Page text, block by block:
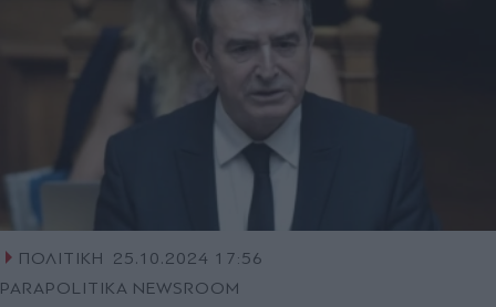
ΠΟΛΙΤΙΚΗ
25.10.2024 17:56
PARAPOLITIKA NEWSROOM